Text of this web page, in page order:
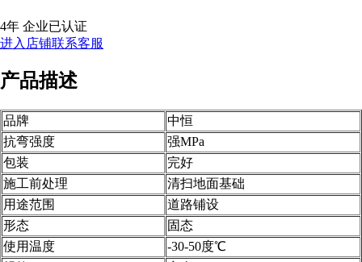
4年 企业已认证
进入店铺联系客服
产品描述
品牌
中恒
抗弯强度
强MPa
包装
完好
施工前处理
清扫地面基础
用途范围
道路铺设
形态
固态
使用温度
-30-50度℃